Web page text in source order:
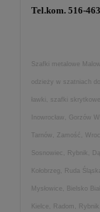
Tel.kom. 516-
Szafki metalowe
odzieży w szatniach
ławki, szafki
Inowrocław, Gorzów
Tarnów, Zamość,
Sosnowiec, Rybnik,
Kołobrzeg, Ruda
Mysłowice, Bielsko
Kielce, Radom,